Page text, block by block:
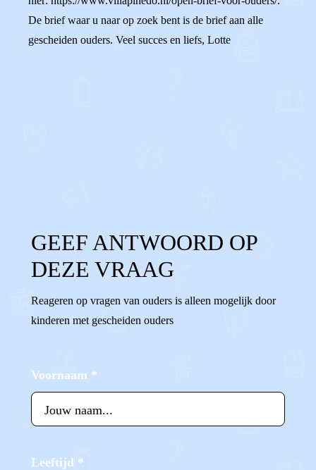
De brief waar u naar op zoek bent is de brief aan alle
gescheiden ouders. Veel succes en liefs, Lotte
GEEF ANTWOORD OP
DEZE VRAAG
Reageren op vragen van ouders is alleen mogelijk door
kinderen met gescheiden ouders
Voornaam *
Leeftijd *